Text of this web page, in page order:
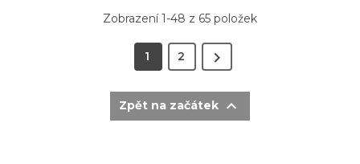
Zobrazení 1-48 z 65 položek
1 2 
Zpět na začátek 